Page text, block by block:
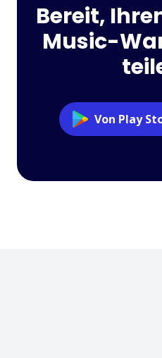
Bereit,
Music-
Von Play